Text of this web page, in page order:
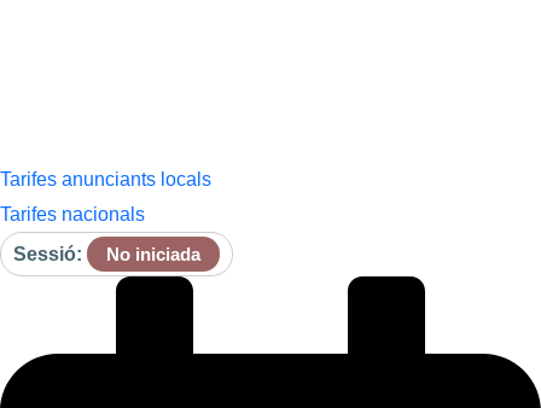
Tarifes anunciants locals
Tarifes nacionals
Sessió:
No iniciada